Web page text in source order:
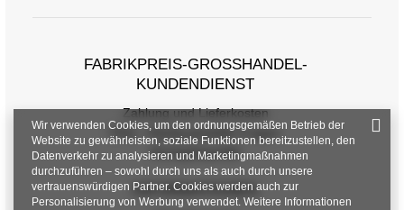
FABRIKPREIS-GROSSHANDEL-K
UNDENDIENST
Zahlung und Lieferkosten
FAQ - Häufig gestellte Fragen
Rückgabepolitik
INFORMATIONEN
Wir verwenden Cookies, um den ordnungsgemäßen Betrieb der
Website zu gewährleisten, soziale Funktionen bereitzustellen, den
Datenverkehr zu analysieren und Marketingmaßnahmen
durchzuführen – sowohl durch uns als auch durch unsere
vertrauenswürdigen Partner. Cookies werden auch zur
Personalisierung von Werbung verwendet. Weitere Informationen